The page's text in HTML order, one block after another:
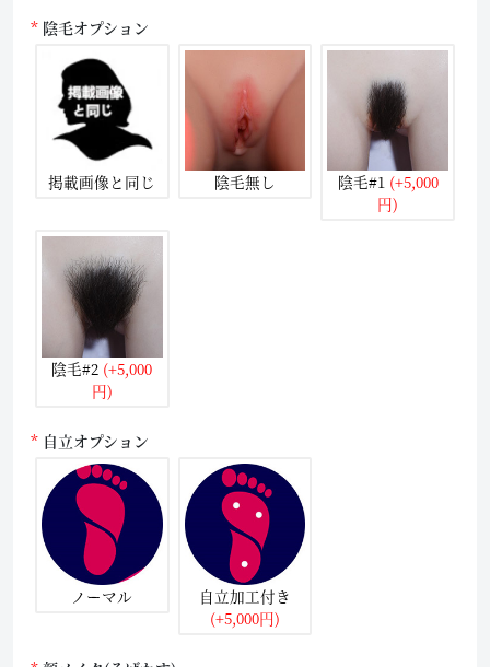
陰毛オプション
掲載画像と同じ 陰毛無し 陰毛#1(+5,000
円)
陰毛#2 (+5,000
円)
自立オプション
ノーマル
自立加工付き
(+5,000円)